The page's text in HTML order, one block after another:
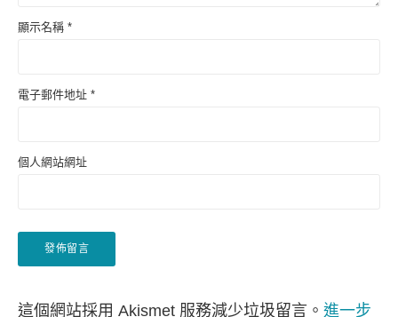
顯示名稱 *
電子郵件地址 *
個人網站網址
這個網站採用 Akismet 服務減少垃圾留言。 進一步